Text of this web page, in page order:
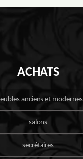
ACHATS
anciens et modernes
salons
secrétaires